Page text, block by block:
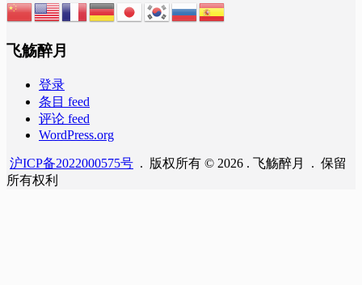
飞觞醉月
登录
条目 feed
评论 feed
WordPress.org
沪ICP备2022000575号 . 版权所有 © 2026 . 飞觞醉月 . 保留
所有权利